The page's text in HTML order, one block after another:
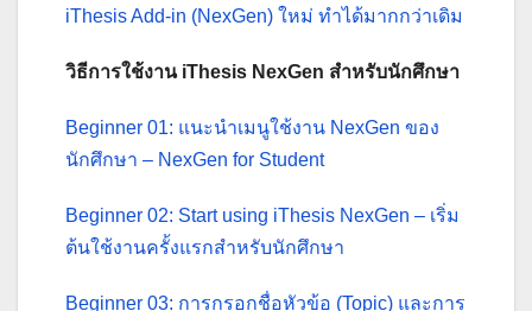
iThesis Add-in (NexGen) ใหม่ ทำได้มากกว่าเดิม
วิธีการใช้งาน iThesis NexGen สำหรับนักศึกษา
Beginner 01: แนะนำเมนูใช้งาน NexGen ของ
นักศึกษา – NexGen for Student
Beginner 02: Start using iThesis NexGen – เริ่ม
ต้นใช้งานครั้งแรกสำหรับนักศึกษา
Beginner 03: การกรอกชื่อหัวข้อ (Topic) และการ